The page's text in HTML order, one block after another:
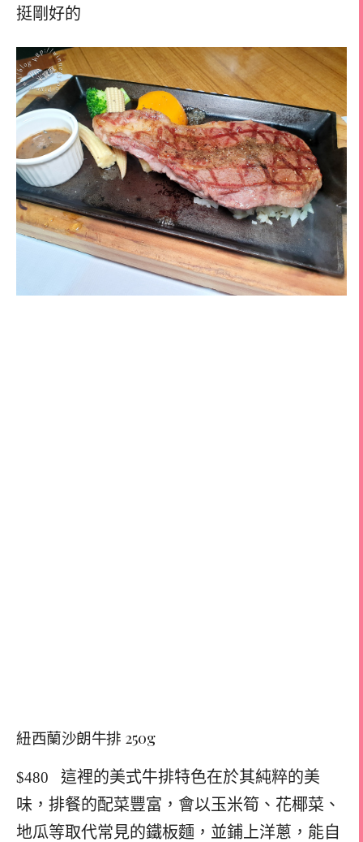
挺剛好的
紐西蘭沙朗牛排 250g
$480 這裡的美式牛排特色在於其純粹的美
味，排餐的配菜豐富，會以玉米筍、花椰菜、
地瓜等取代常見的鐵板麵，並鋪上洋蔥，能自